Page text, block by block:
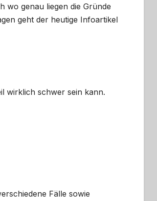
wo genau liegen die Gründe
geht der heutige Infoartikel
wirklich schwer sein kann.
Fälle sowie